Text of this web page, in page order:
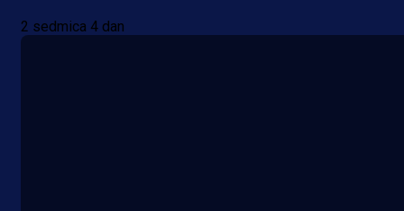
2 sedmica 4 dan